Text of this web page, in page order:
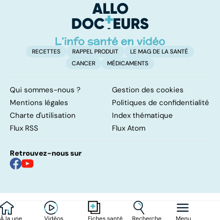
À la une Vidéos Recherche Menu
sur cette
infection
RECETTES RAPPEL PRODUIT
LE MAG DE LA SANTÉ
CANCER
MÉDICAMENTS
Qui sommes-nous ?
Gestion des cookies
Mentions légales
Politiques de confidentialité
Charte d'utilisation
Index thématique
Flux RSS
Flux Atom
Retrouvez-nous sur